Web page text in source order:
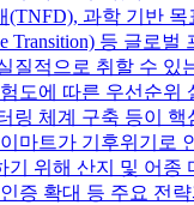
(TNFD), 과학 기반 목
Transition) 등 글로벌
질적으로 취할 수 있
도에 따른 우선순위
링 체계 구축 등이 핵
마트가 기후위기로
기 위해 산지 및 어종
증 확대 등 주요 전